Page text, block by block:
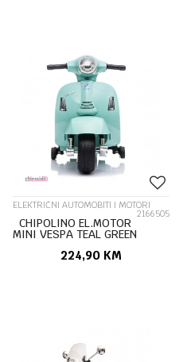
ELEKTRIČNI AUTOMOBITI I MOTORI
2166505
CHIPOLINO EL.MOTOR
MINI VESPA TEAL GREEN
224,90 KM